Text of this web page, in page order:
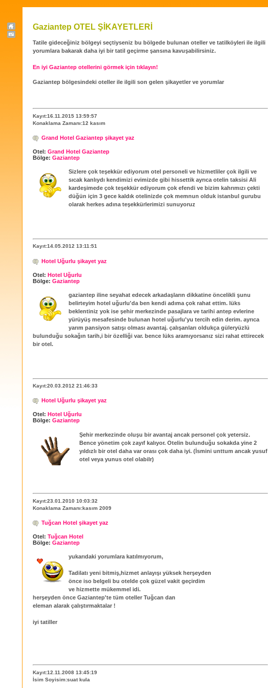
Gaziantep OTEL ŞİKAYETLERİ
Tatile gideceğiniz bölgeyi seçtiyseniz bu bölgede bulunan oteller ve tatilköyleri ile ilgili
yorumlara bakarak daha iyi bir tatil geçirme şansına kavuşabilirsiniz.
En iyi Gaziantep otellerini görmek için tıklayın!
Gaziantep bölgesindeki oteller ile ilgili son gelen şikayetler ve yorumlar
Kayıt:16.11.2015 13:59:57
Konaklama Zamanı:12 kasım
Grand Hotel Gaziantep şikayet yaz
Otel: Grand Hotel Gaziantep
Bölge: Gaziantep
Sizlere çok teşekkür ediyorum otel personeli ve hizmetliler çok ilgili ve
sıcak kanlıydı kendimizi evimizde gibi hissettik ayrıca otelin taksisi Ali
kardeşimede çok teşekkür ediyorum çok efendi ve bizim kahrımızı çekti
düğün için 3 gece kaldık otelinizde çok memnun olduk istanbul gurubu
olarak herkes adına teşekkürlerimizi sunuyoruz
Kayıt:14.05.2012 13:11:51
Hotel Uğurlu şikayet yaz
Otel: Hotel Uğurlu
Bölge: Gaziantep
gaziantep iline seyahat edecek arkadaşların dikkatine öncelikli şunu
belirteyim hotel uğurlu'da ben kendi adıma çok rahat ettim. lüks
beklentiniz yok ise şehir merkezinde pasajlara ve tarihi antep evlerine
yürüyüş mesafesinde bulunan hotel uğurlu'yu tercih edin derim. ayrıca
yarım pansiyon satışı olması avantaj. çalışanları oldukça güleryüzlü
bulunduğu sokağın tarih,i bir özelliği var. bence lüks aramıyorsanız sizi rahat ettirecek
bir otel.
Kayıt:20.03.2012 21:46:33
Hotel Uğurlu şikayet yaz
Otel: Hotel Uğurlu
Bölge: Gaziantep
Şehir merkezinde oluşu bir avantaj ancak personel çok yetersiz.
Bence yönetim çok zayıf kalıyor. Otelin bulunduğu sokakda yine 2
yıldızlı bir otel daha var orası çok daha iyi. (İsmini unttum ancak yusuf
otel veya yunus otel olabilr)
Kayıt:23.01.2010 10:03:32
Konaklama Zamanı:kasım 2009
Tuğcan Hotel şikayet yaz
Otel: Tuğcan Hotel
Bölge: Gaziantep
yukarıdaki yorumlara katılmıyorum,
Tadilatı yeni bitmiş,hizmet anlayışı yüksek herşeyden
önce iso belgeli bu otelde çok güzel vakit geçirdim
ve hizmette mükemmel idi.
herşeyden önce Gaziantep'te tüm oteller Tuğcan dan
eleman alarak çalıştırmaktalar !
iyi tatiller
Kayıt:12.11.2008 13:45:19
İsim Soyisim:suat kula